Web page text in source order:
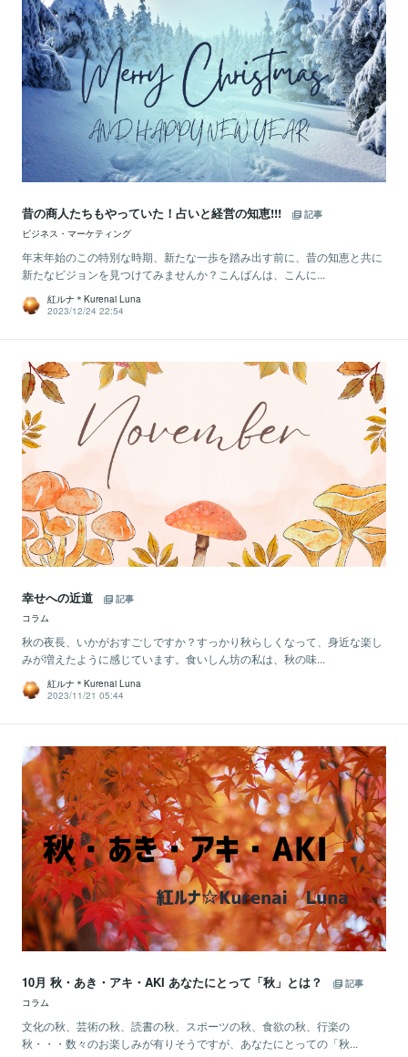
昔の商人たちもやっていた！占いと経営の知恵!!!
記事
ビジネス・マーケティング
年末年始のこの特別な時期、新たな一歩を踏み出す前に、昔の知恵と共に
新たなビジョンを見つけてみませんか？こんばんは、こんに...
紅ルナ＊Kurenai Luna
2023/12/24 22:54
幸せへの近道
記事
コラム
秋の夜長、いかがおすごしですか？すっかり秋らしくなって、身近な楽し
みが増えたように感じています。食いしん坊の私は、秋の味...
紅ルナ＊Kurenai Luna
2023/11/21 05:44
10月 秋・あき・アキ・AKI あなたにとって「秋」とは？
記事
コラム
文化の秋、芸術の秋、読書の秋、スポーツの秋、食欲の秋、行楽の
秋・・・数々のお楽しみが有りそうですが、あなたにとっての「秋...